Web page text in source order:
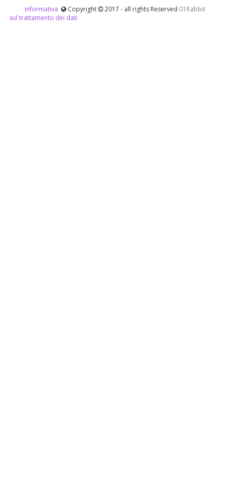
Copyright 2017 - all rights Reserved 01Rabbit
informativa
sul trattamento dei dati